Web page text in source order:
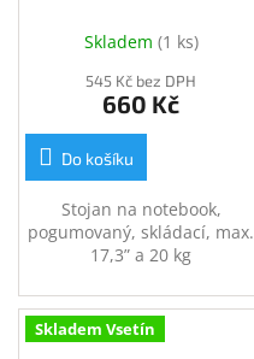
Skladem (1 ks)
545 Kč bez DPH
660 Kč
Do košíku
Stojan na notebook,
pogumovaný, skládací, max.
17,3” a 20 kg
Skladem Vsetín